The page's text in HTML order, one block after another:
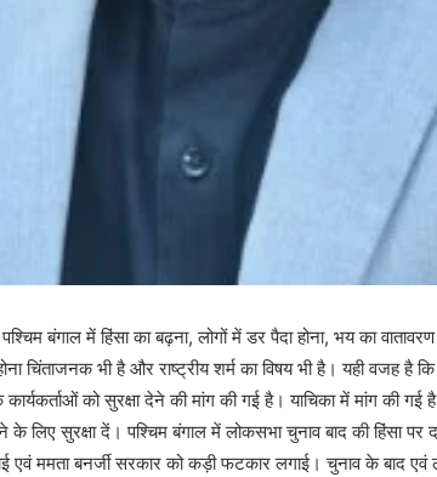
बंगाल में हिंसा का बढ़ना, लोगों में डर पैदा होना, भय का
चिंताजनक भी है और राष्ट्रीय शर्म का विषय भी है। यही वजह है कि
कार्यकर्ताओं को सुरक्षा देने की मांग की गई है। याचिका में मांग की गई
के लिए सुरक्षा दें। पश्चिम बंगाल में लोकसभा चुनाव बाद की हिंसा
एवं ममता बनर्जी सरकार को कड़ी फटकार लगाई। चुनाव के बाद एवं